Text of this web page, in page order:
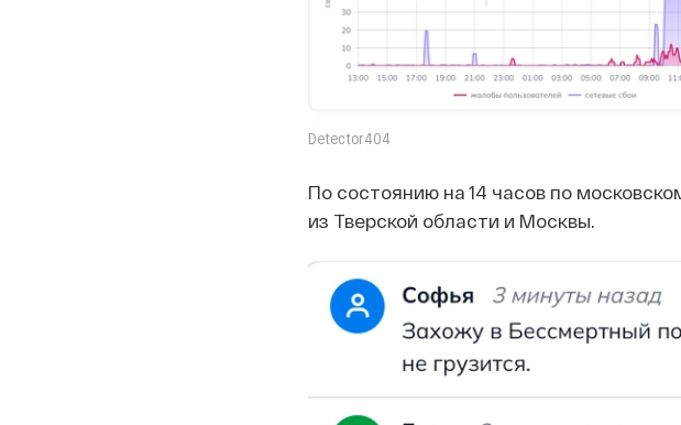
Detector404
По состоянию на 14 часов по
из Тверской области и Москвы.